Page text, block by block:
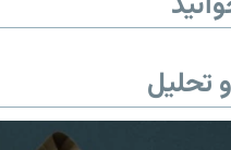
تحلیل